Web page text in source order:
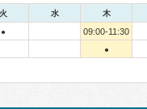
火 水 木
● 09:00-11:30
●